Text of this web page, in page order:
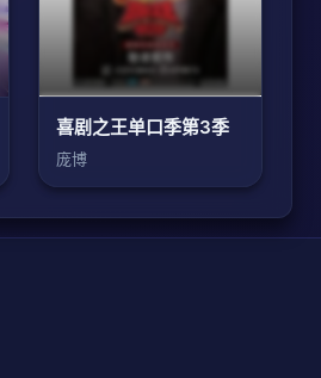
喜剧之王单口季第3季
庞博